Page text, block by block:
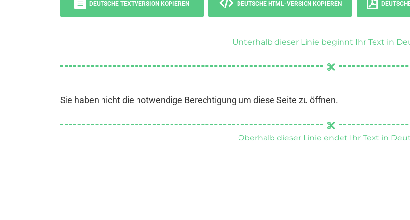
DEUTSCHE TEXTVERSION KOPIEREN DEUTSCHE HTML-VERSION KOPIEREN
Unterhalb dieser Linie beginnt Ihr Text in
Sie haben nicht die notwendige Berechtigung um diese Seite zu öffnen.
Oberhalb dieser Linie endet Ihr Text in